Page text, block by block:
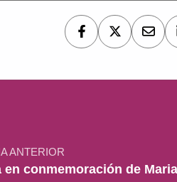
ANTERIOR
en conmemoración de